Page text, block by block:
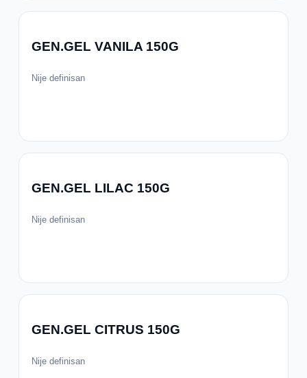
GEN.GEL VANILA 150G
Nije definisan
GEN.GEL LILAC 150G
Nije definisan
GEN.GEL CITRUS 150G
Nije definisan